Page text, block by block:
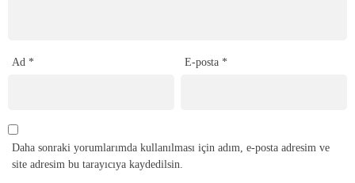
Ad * E-posta *
Daha sonraki yorumlarımda kullanılması için adım, e-posta adresim ve
site adresim bu tarayıcıya kaydedilsin.